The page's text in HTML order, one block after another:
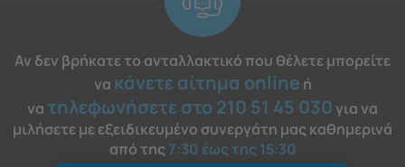
Αν δεν βρήκατε το ανταλλακτικό που θέλετε μπορείτε
να κάνετε αίτημα online ή
νατηλεφωνήσετε στο 210 51 45 030 για να
μιλήσετε με εξειδικευμένο συνεργάτη μας καθημερινά
από της7:30 έως της 15:30